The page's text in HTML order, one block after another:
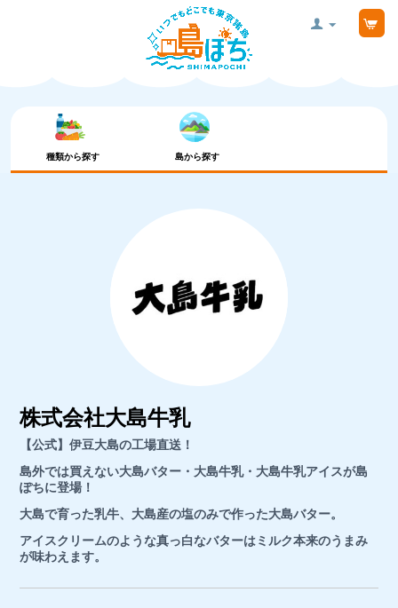
種類から探す 島から探す
株式会社大島牛乳
【公式】伊豆大島の工場直送！
島外では買えない大島バター・大島牛乳・大島牛乳アイスが島
ぽちに登場！
大島で育った乳牛、大島産の塩のみで作った大島バター。
アイスクリームのような真っ白なバターはミルク本来のうまみ
が味わえます。